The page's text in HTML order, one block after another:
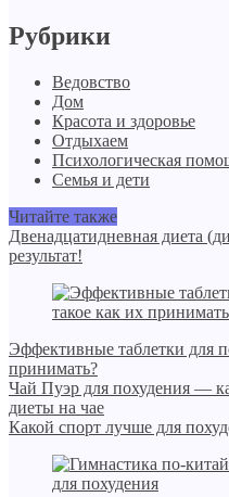
Рубрики
Ведовство
Дом
Красота и здоровье
Отдыхаем
Психологическая
Семья и дети
Читайте также
Двенадцатидневная диета
результат!
Эффективные таблетки для
принимать?
Чай Пуэр для похудения —
диеты на чае
Какой спорт лучше для